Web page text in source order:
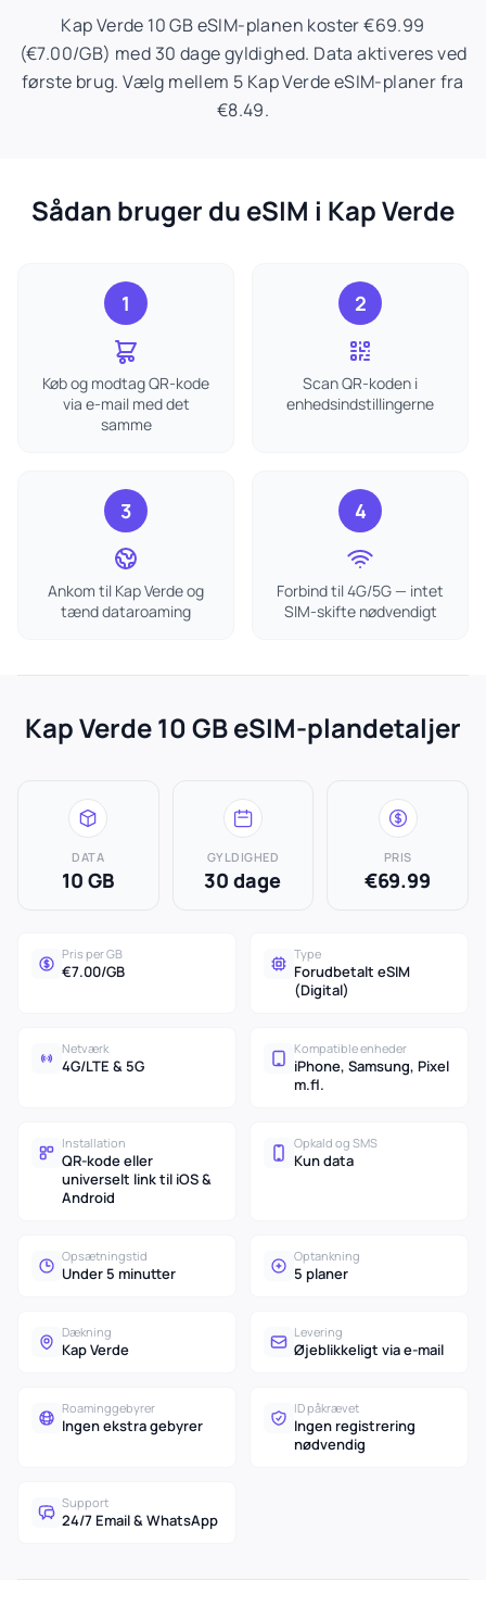
Kap Verde 10 GB eSIM-planen koster €69.99
(€7.00/GB) med 30 dage gyldighed. Data aktiveres ved
første brug. Vælg mellem 5 Kap Verde eSIM-planer fra
€8.49.
Sådan bruger du eSIM i Kap Verde
1
Køb og modtag QR-kode
via e-mail med det
samme
2
Scan QR-koden i
enhedsindstillingerne
3
Ankom til Kap Verde og
tænd dataroaming
4
Forbind til 4G/5G — intet
SIM-skifte nødvendigt
Kap Verde 10 GB eSIM-plandetaljer
DATA
10 GB
GYLDIGHED
30 dage
PRIS
€69.99
Pris per GB
€7.00/GB
Type
Forudbetalt eSIM
(Digital)
Netværk
4G/LTE & 5G
Kompatible enheder
iPhone, Samsung, Pixel
m.fl.
Installation
QR-kode eller
universelt link til iOS &
Android
Opkald og SMS
Kun data
Opsætningstid
Under 5 minutter
Optankning
5 planer
Dækning
Kap Verde
Levering
Øjeblikkeligt via e-mail
Roaminggebyrer
Ingen ekstra gebyrer
ID påkrævet
Ingen registrering
nødvendig
Support
24/7 Email & WhatsApp